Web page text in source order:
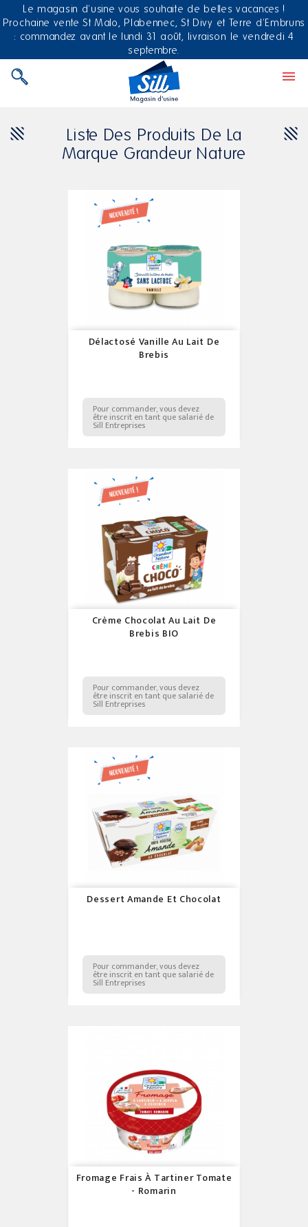
Le magasin d'usine vous souhaite de belles vacances !
Prochaine vente St Malo, Plabennec, St Divy et Terre d'Embruns
: commandez avant le lundi 31 août, livraison le vendredi 4
septembre.

Liste Des Produits De La
Marque Grandeur Nature
Délactosé Vanille Au Lait De
Brebis
Pour commander, vous devez
être inscrit en tant que salarié de
Sill Entreprises
Crème Chocolat Au Lait De
Brebis BIO
Pour commander, vous devez
être inscrit en tant que salarié de
Sill Entreprises
Dessert Amande Et Chocolat
Pour commander, vous devez
être inscrit en tant que salarié de
Sill Entreprises
Fromage Frais À Tartiner Tomate
- Romarin